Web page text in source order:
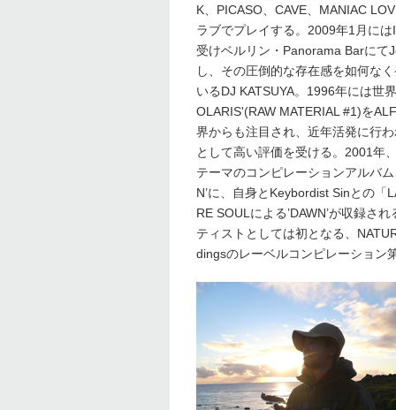
K、PICASO、CAVE、MANIAC
ラブでプレイする。2009年1月に
受けベルリン・Panorama Barに
し、その圧倒的な存在感を如何な
いるDJ KATSUYA。1996年には世
OLARIS'(RAW MATERIAL #1)を
界からも注目され、近年活発に行
として高い評価を受ける。2001年
テーマのコンピレーションアルバ
N’に、自身とKeybordist Sinとの
RE SOULによる’DAWN’が収録さ
ティストとしては初となる、
dingsのレーベルコンピレーション